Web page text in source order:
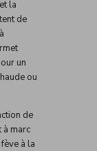
la
de
un
ou
de
à marc
à la